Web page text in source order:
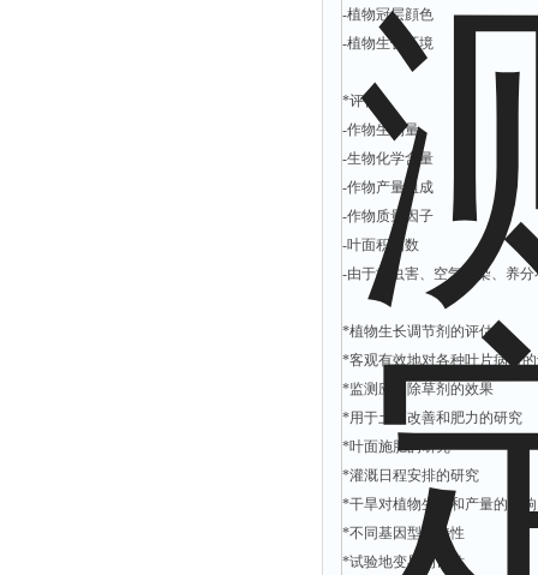
-植物冠层顔色
-植物生长环境
*评估:
-作物生物量
-生物化学含量
-作物产量组成
-作物质量因子
-叶面积指数
-由于病虫害、空气污染、养
*植物生长调节剂的评估
*客观有效地对各种叶片病害
*监测应用除草剂的效果
*用于土壤改善和肥力的研究
*叶面施肥的研究
*灌溉日程安排的研究
*干旱对植物生长和产量的影响
*不同基因型的特性
*试验地变异的评估